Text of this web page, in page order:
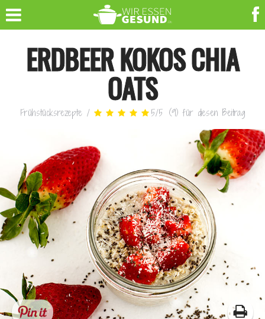
ERDBEER KOKOS CHIA
OATS
Frühstücksrezepte/ 5/5 (9) für diesen Beitrag